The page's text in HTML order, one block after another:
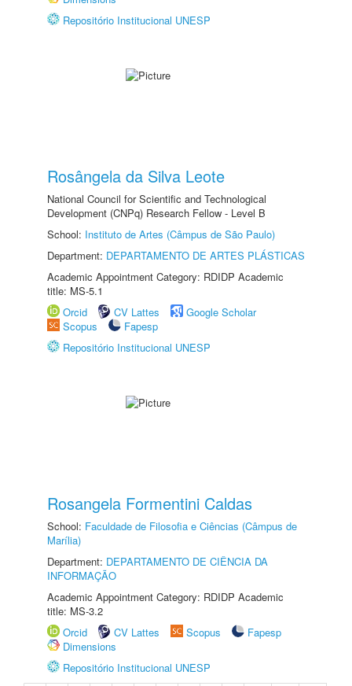
Repositório Institucional UNESP
Rosângela da Silva Leote
National Council for Scientific and Technological
Development (CNPq) Research Fellow - Level B
School: Instituto de Artes (Câmpus de São Paulo)
Department: DEPARTAMENTO DE ARTES PLÁSTICAS
Academic Appointment Category: RDIDP Academic
title: MS-5.1
Orcid
CV Lattes
Google Scholar
Scopus
Fapesp
Repositório Institucional UNESP
Rosangela Formentini Caldas
School: Faculdade de Filosofia e Ciências (Câmpus de
Marília)
Department: DEPARTAMENTO DE CIÊNCIA DA
INFORMAÇÃO
Academic Appointment Category: RDIDP Academic
title: MS-3.2
Orcid
CV Lattes Scopus
Fapesp
Dimensions
Repositório Institucional UNESP